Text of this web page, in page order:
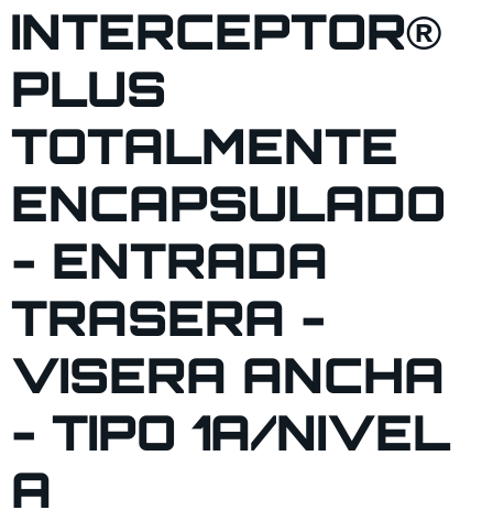
INTERCEPTOR®
PLUS
TOTALMENTE
ENCAPSULADO
- ENTRADA
TRASERA -
VISERA ANCHA
- TIPO 1A/NIVEL
A